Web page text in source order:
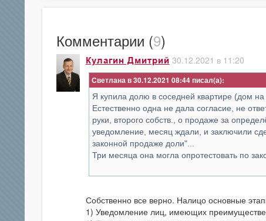
Комментарии (9)
Кулагин Дмитрий 30.12.2021 в 11:20
Светлана в 30.12.2021 08:44
Я купила долю в соседней квартире (дом на
Естественно одна не дала согласие, не
руки, второго собств., о продаже за
уведомление, месяц ждали, и заключили
законной продаже доли"...
Три месяца она могла опротестовать по
Собственно все верно. Налицо основные
1) Уведомление лиц, имеющих